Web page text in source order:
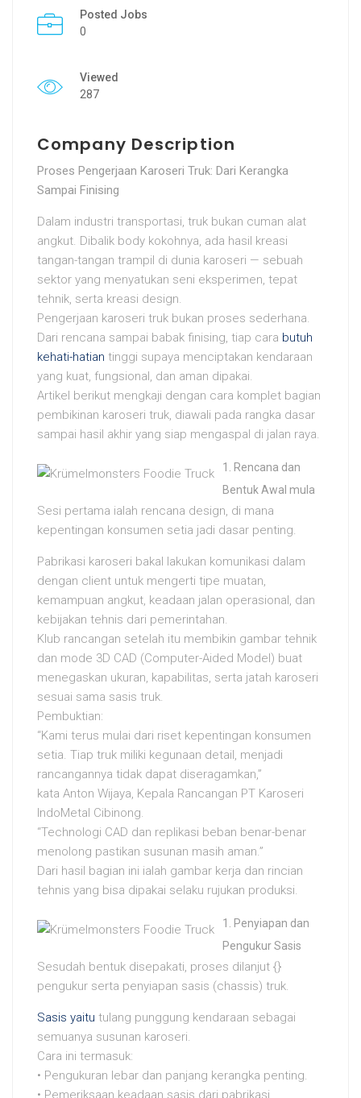
Posted Jobs
0
Viewed
287
Company Description
Proses Pengerjaan Karoseri Truk: Dari Kerangka
Sampai Finising
Dalam industri transportasi, truk bukan cuman alat
angkut. Dibalik body kokohnya, ada hasil kreasi
tangan-tangan trampil di dunia karoseri — sebuah
sektor yang menyatukan seni eksperimen, tepat
tehnik, serta kreasi design.
Pengerjaan karoseri truk bukan proses sederhana.
Dari rencana sampai babak finising, tiap cara butuh
kehati-hatian tinggi supaya menciptakan kendaraan
yang kuat, fungsional, dan aman dipakai.
Artikel berikut mengkaji dengan cara komplet bagian
pembikinan karoseri truk, diawali pada rangka dasar
sampai hasil akhir yang siap mengaspal di jalan raya.
Rencana dan
Bentuk Awal mula
Sesi pertama ialah rencana design, di mana
kepentingan konsumen setia jadi dasar penting.
Pabrikasi karoseri bakal lakukan komunikasi dalam
dengan client untuk mengerti tipe muatan,
kemampuan angkut, keadaan jalan operasional, dan
kebijakan tehnis dari pemerintahan.
Klub rancangan setelah itu membikin gambar tehnik
dan mode 3D CAD (Computer-Aided Model) buat
menegaskan ukuran, kapabilitas, serta jatah karoseri
sesuai sama sasis truk.
Pembuktian:
“Kami terus mulai dari riset kepentingan konsumen
setia. Tiap truk miliki kegunaan detail, menjadi
rancangannya tidak dapat diseragamkan,”
kata Anton Wijaya, Kepala Rancangan PT Karoseri
IndoMetal Cibinong.
“Technologi CAD dan replikasi beban benar-benar
menolong pastikan susunan masih aman.”
Dari hasil bagian ini ialah gambar kerja dan rincian
tehnis yang bisa dipakai selaku rujukan produksi.
Penyiapan dan
Pengukur Sasis
Sesudah bentuk disepakati, proses dilanjut {}
pengukur serta penyiapan sasis (chassis) truk.
Sasis yaitu tulang punggung kendaraan sebagai
semuanya susunan karoseri.
Cara ini termasuk:
• Pengukuran lebar dan panjang kerangka penting.
• Pemeriksaan keadaan sasis dari pabrikasi